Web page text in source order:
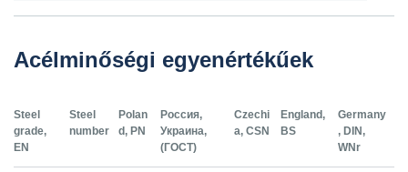
Acélminőségi egyenértékűek
Steel
grade,
EN
Steel
number
Polan
d, PN
Россия,
Украина,
(ГОСТ)
Czechi
a, CSN
England,
BS
Germany
, DIN,
WNr